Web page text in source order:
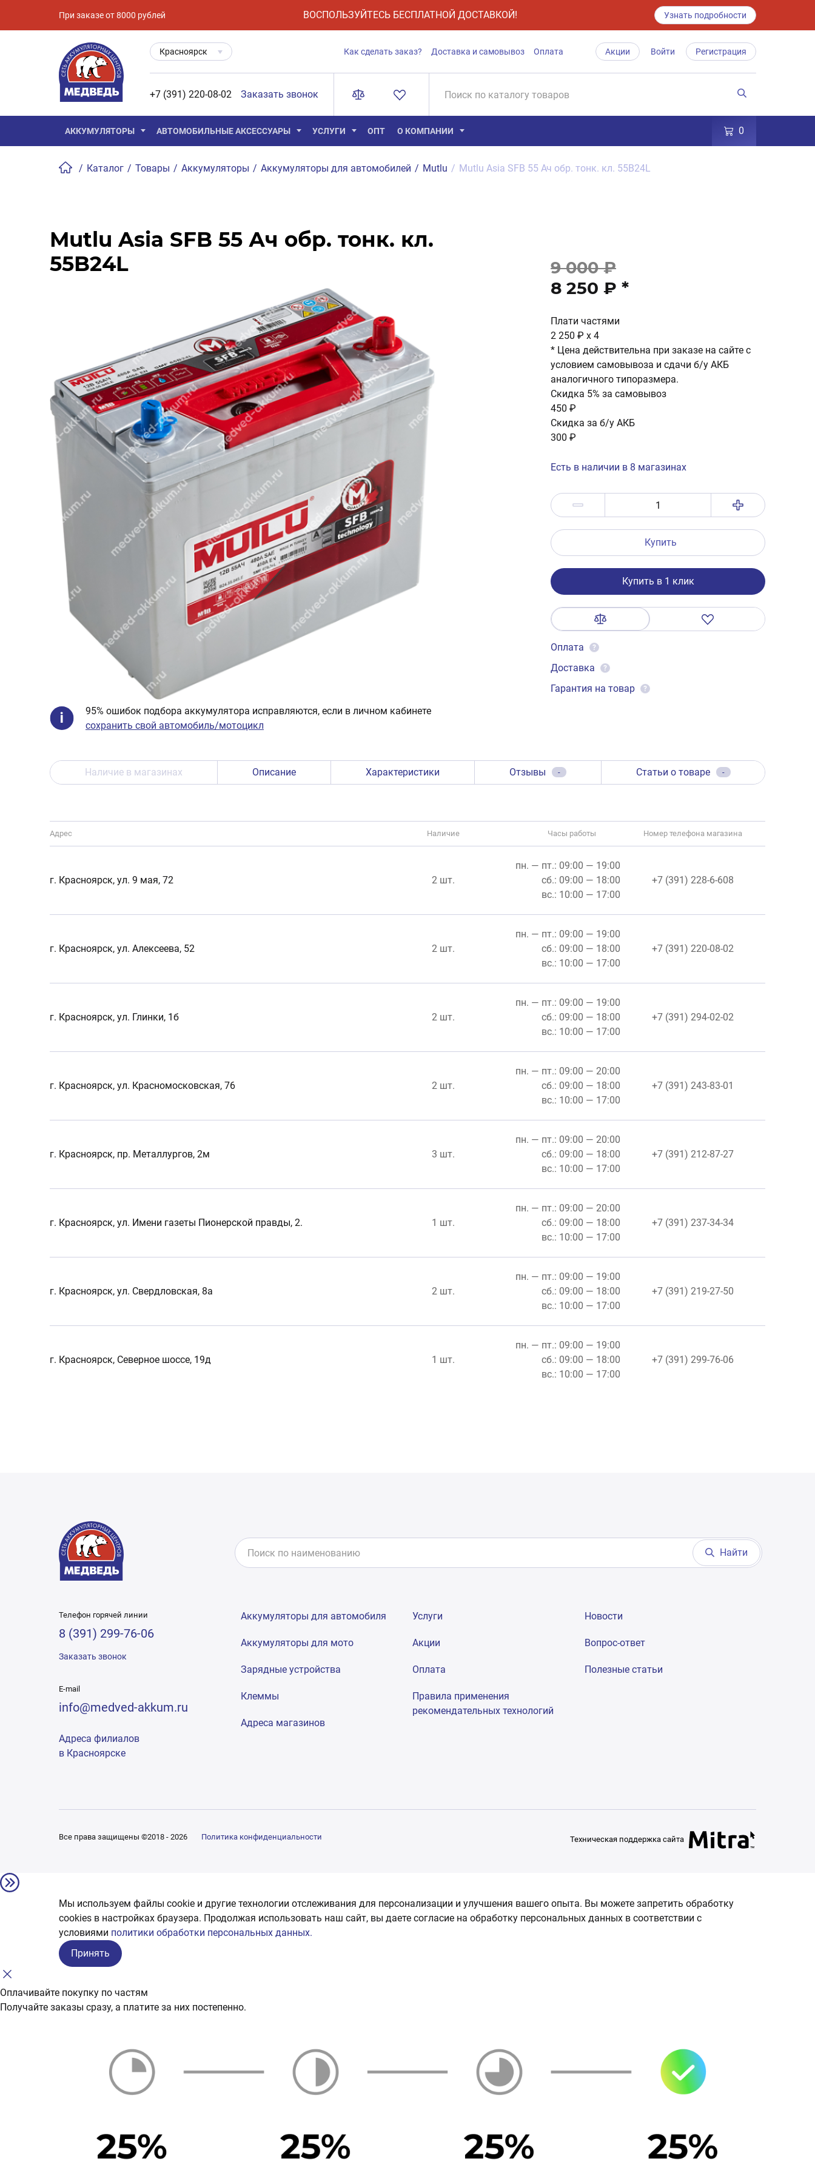
При заказе от 8000 рублей ВОСПОЛЬЗУЙТЕСЬ БЕСПЛАТНОЙ ДОСТАВКОЙ! Узнать подробности
Красноярск Как сделать заказ? Доставка и самовывоз Оплата Акции Войти Регистрация
+7 (391) 220-08-02 Заказать звонок
АККУМУЛЯТОРЫ АВТОМОБИЛЬНЫЕ АКСЕССУАРЫ УСЛУГИ ОПТ О КОМПАНИИ 0
/ Каталог / Товары / Аккумуляторы / Аккумуляторы для автомобилей / Mutlu / Mutlu Asia SFB 55 Ач обр. тонк. кл. 55B24L
Mutlu Asia SFB 55 Ач обр. тонк. кл.
55B24L
95% ошибок подбора аккумулятора исправляются, если в личном кабинете
сохранить свой автомобиль/мотоцикл
9 000 ₽
8 250 ₽ *
Плати частями
2 250 ₽ x 4
* Цена действительна при заказе на сайте с
условием самовывоза и сдачи б/у АКБ
аналогичного типоразмера.
Скидка 5% за самовывоз
450 ₽
Скидка за б/у АКБ
300 ₽
Есть в наличии в 8 магазинах
Купить
Купить в 1 клик
Оплата ?
Доставка ?
Гарантия на товар ?
Наличие в магазинах Описание Характеристики Отзывы - Статьи о товаре -
Адрес Наличие Часы работы Номер телефона магазина
г. Красноярск, ул. 9 мая, 72 2 шт.
пн. — пт.: 09:00 — 19:00
сб.: 09:00 — 18:00
вс.: 10:00 — 17:00
+7 (391) 228-6-608
г. Красноярск, ул. Алексеева, 52 2 шт.
пн. — пт.: 09:00 — 19:00
сб.: 09:00 — 18:00
вс.: 10:00 — 17:00
+7 (391) 220-08-02
г. Красноярск, ул. Глинки, 1б 2 шт.
пн. — пт.: 09:00 — 19:00
сб.: 09:00 — 18:00
вс.: 10:00 — 17:00
+7 (391) 294-02-02
г. Красноярск, ул. Красномосковская, 76 2 шт.
пн. — пт.: 09:00 — 20:00
сб.: 09:00 — 18:00
вс.: 10:00 — 17:00
+7 (391) 243-83-01
г. Красноярск, пр. Металлургов, 2м 3 шт.
пн. — пт.: 09:00 — 20:00
сб.: 09:00 — 18:00
вс.: 10:00 — 17:00
+7 (391) 212-87-27
г. Красноярск, ул. Имени газеты Пионерской правды, 2. 1 шт.
пн. — пт.: 09:00 — 20:00
сб.: 09:00 — 18:00
вс.: 10:00 — 17:00
+7 (391) 237-34-34
г. Красноярск, ул. Свердловская, 8а 2 шт.
пн. — пт.: 09:00 — 19:00
сб.: 09:00 — 18:00
вс.: 10:00 — 17:00
+7 (391) 219-27-50
г. Красноярск, Северное шоссе, 19д 1 шт.
пн. — пт.: 09:00 — 19:00
сб.: 09:00 — 18:00
вс.: 10:00 — 17:00
+7 (391) 299-76-06
Найти
Телефон горячей линии
8 (391) 299-76-06
Заказать звонок
E-mail
info@medved-akkum.ru
Адреса филиалов
в Красноярске
Аккумуляторы для автомобиля
Аккумуляторы для мото
Зарядные устройства
Клеммы
Адреса магазинов
Услуги
Акции
Оплата
Правила применения
рекомендательных технологий
Новости
Вопрос-ответ
Полезные статьи
Все права защищены ©2018 - 2026 Политика конфиденциальности Техническая поддержка сайта
Мы используем файлы cookie и другие технологии отслеживания для персонализации и улучшения вашего опыта. Вы можете запретить обработку
сookies в настройках браузера. Продолжая использовать наш сайт, вы даете согласие на обработку персональных данных в соответствии с
условиями политики обработки персональных данных.
Принять
Оплачивайте покупку по частям
Получайте заказы сразу, а платите за них постепенно.